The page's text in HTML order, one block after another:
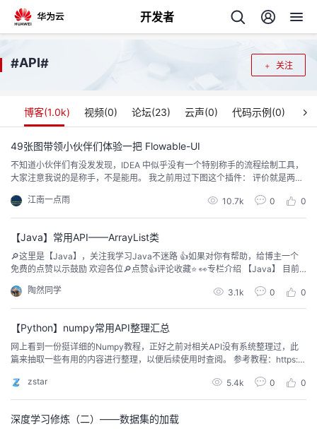
开发者
回
个
人
主
页
我
的
开
发
者
关注
#API#
博客(1.0k) 视频(0) 论坛(23) 云声(0) 代码示例(0)
49张图带领小伙伴们体验一把 Flowable-UI
不知道小伙伴们有没发发现，IDEA 中似乎没有一个特别称手的流程绘制工具，
大家注意我说的是称手，不是能用。 我之前用过下图这个插件： 评价就是两个
江南一点雨
10.7k 0 0
【Java】常用API——ArrayList类
🔎这里是【Java】，关注我学习Java不迷路 👍如果对你有帮助，给博主一个
免费的点赞以示鼓励 欢迎各位🔎点赞👍评论收藏⭐️ 👀专栏介绍 【Java】 目前
陶然同学 3.1k 0 0
【Python】numpy常用API整理汇总
网上看到一份挺详细的Numpy教程，正好之前对相关API没有系统整理过，此
篇来抽取一些有用的内容进行整理，以便后续使用时查阅。 参考教程：https://
zstar
5.4k 0 0
深度学习修炼（二）——数据集的加载